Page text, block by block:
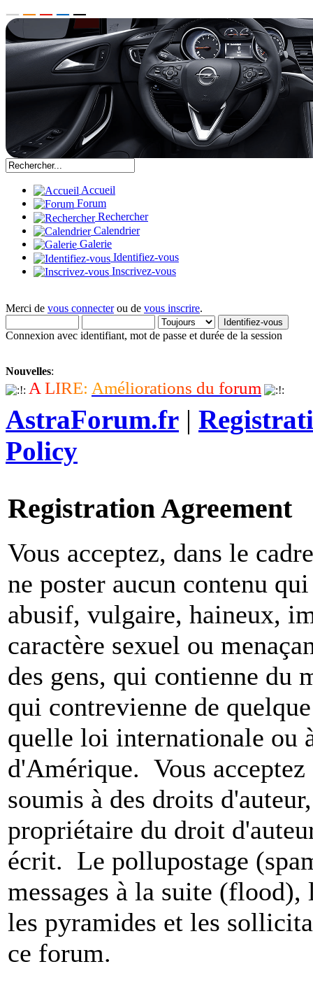
Accueil
Forum
Rechercher
Calendrier
Galerie
Identifiez-vous
Inscrivez-vous
Merci de vous connecterou de vous inscrire.
Connexion avec identifiant, mot de passe et durée de la session
Nouvelles:
A LIRE: Améliorations du forum
AstraForum.fr |
Policy
Registration Agreement
Vous acceptez, dans le
ne poster aucun contenu
abusif, vulgaire, haineux,
caractère sexuel ou
des gens, qui contienne du
qui contrevienne de
quelle loi internationale ou
d'Amérique. Vous
soumis à des droits
propriétaire du droit
écrit. Le pollupostage
messages à la suite
les pyramides et les
ce forum.